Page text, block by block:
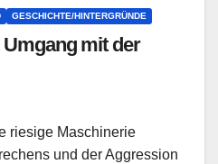
GESCHICHTE/HINTERGRÜNDE
mit der
riesige Maschinerie
und der Aggression